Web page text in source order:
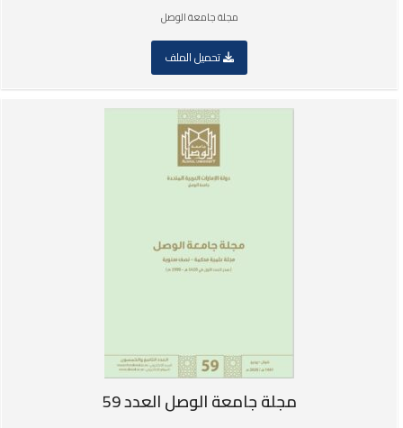
مجلة جامعة الوصل
تحميل الملف
مجلة جامعة الوصل العدد 59